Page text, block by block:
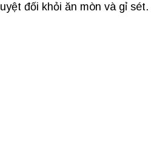
đối khỏi ăn mòn và gỉ sét.